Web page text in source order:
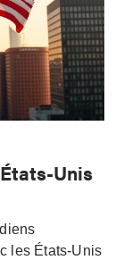
Unis
les États-Unis